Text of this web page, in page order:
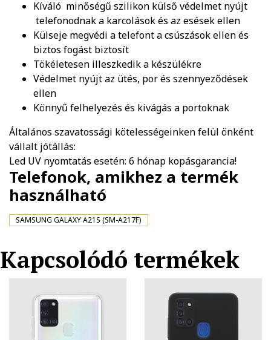
Kíváló minőségű szilikon külső védelmet nyújt
telefonodnak a karcolások és az esések ellen
Külseje megvédi a telefont a csúszások ellen és
biztos fogást biztosít
Tökéletesen illeszkedik a készülékre
Védelmet nyújt az ütés, por és szennyeződések
ellen
Könnyű felhelyezés és kivágás a portoknak
Általános szavatossági kötelességeinken felül önként
vállalt jótállás:
Led UV nyomtatás esetén: 6 hónap kopásgarancia!
Telefonok, amikhez a termék
használható
SAMSUNG GALAXY A21S (SM-A217F)
Kapcsolódó termékek